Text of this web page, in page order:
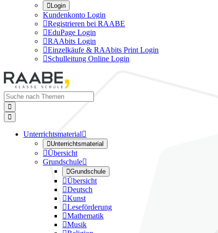
Login
Kundenkonto Login
Registrieren bei RAABE
EduPage Login
RAAbits Login
Einzelkäufe & RAAbits Print Login
Schulleitung Online Login


Unterrichtsmaterial
Unterrichtsmaterial
Übersicht
Grundschule
Grundschule
Übersicht
Deutsch
Kunst
Leseförderung
Mathematik
Musik